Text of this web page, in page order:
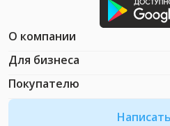
О компании
Для бизнеса
Покупателю